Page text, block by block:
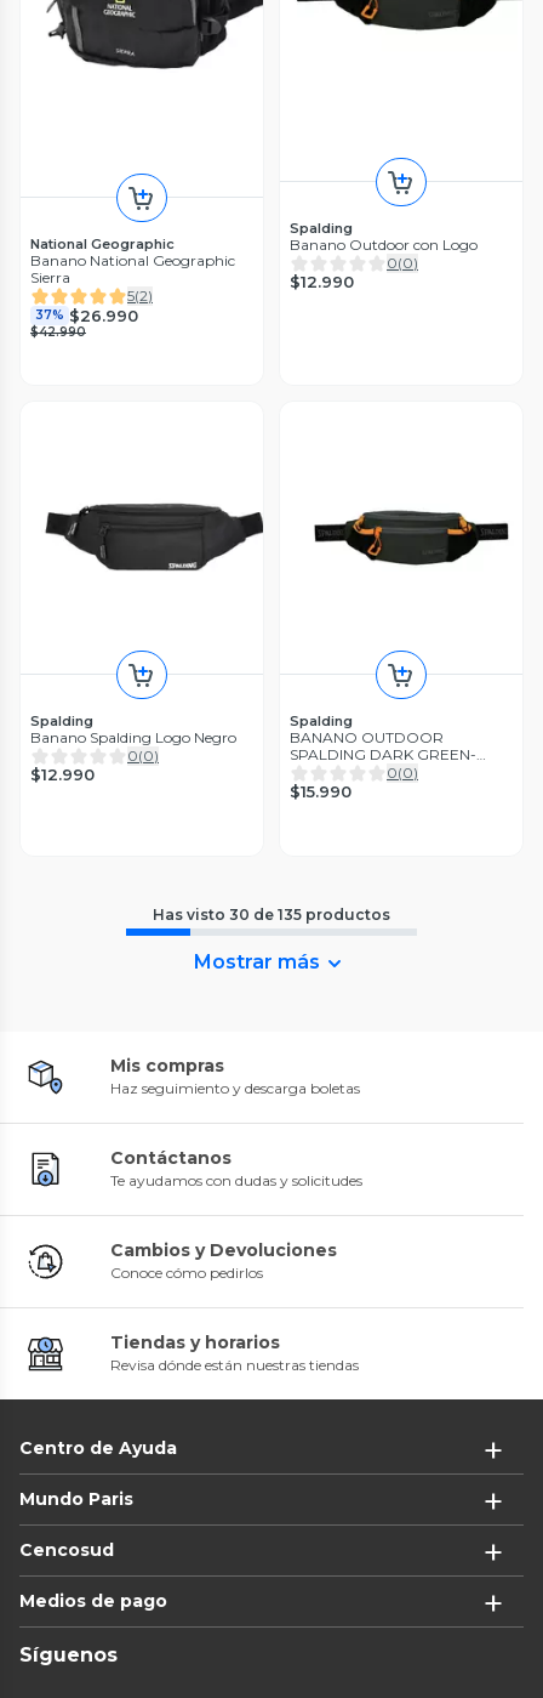
National Geographic
Banano National Geographic
Sierra
5(2)
37% $26.990
$42.990
Spalding
Banano Outdoor con Logo
0(0)
$12.990
Spalding
Banano Spalding Logo Negro
0(0)
$12.990
Spalding
BANANO OUTDOOR
SPALDING DARK GREEN-
GRAY-ORANGE
0(0)
$15.990
Has visto 30 de 135 productos
Mostrar más
Mis compras
Haz seguimiento y descarga boletas
Contáctanos
Te ayudamos con dudas y solicitudes
Cambios y Devoluciones
Conoce cómo pedirlos
Tiendas y horarios
Revisa dónde están nuestras tiendas
Centro de Ayuda
Mundo Paris
Cencosud
Medios de pago
Síguenos